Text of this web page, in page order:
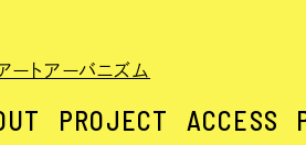
PROJECT ACCESS